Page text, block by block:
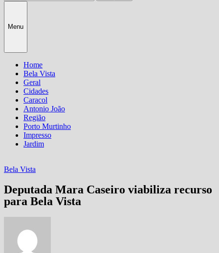
por:
Menu
Home
Bela Vista
Geral
Cidades
Caracol
Antonio João
Região
Porto Murtinho
Impresso
Jardim
Bela Vista
Deputada Mara Caseiro viabiliza recurso
para Bela Vista